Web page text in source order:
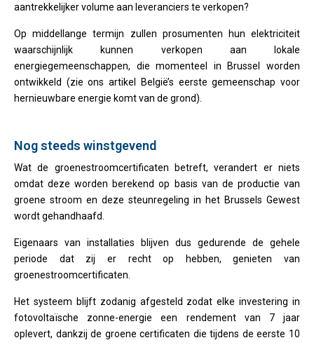
aantrekkelijker volume aan leveranciers te verkopen?
Op middellange termijn zullen prosumenten hun elektriciteit
waarschijnlijk kunnen verkopen aan lokale
energiegemeenschappen, die momenteel in Brussel worden
ontwikkeld (zie ons artikel België’s eerste gemeenschap voor
hernieuwbare energie komt van de grond).
Nog steeds winstgevend
Wat de groenestroomcertificaten betreft, verandert er niets
omdat deze worden berekend op basis van de productie van
groene stroom en deze steunregeling in het Brussels Gewest
wordt gehandhaafd.
Eigenaars van installaties blijven dus gedurende de gehele
periode dat zij er recht op hebben, genieten van
groenestroomcertificaten.
Het systeem blijft zodanig afgesteld zodat elke investering in
fotovoltaïsche zonne-energie een rendement van 7 jaar
oplevert, dankzij de groene certificaten die tijdens de eerste 10